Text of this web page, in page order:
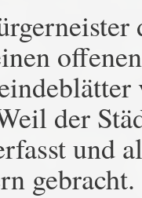
der
und
gebracht.